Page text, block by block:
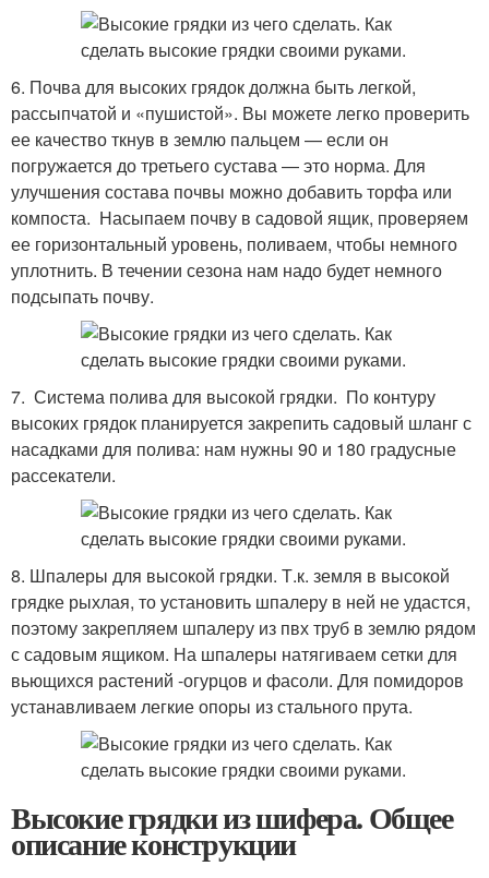
6. Почва для высоких грядок должна быть легкой,
рассыпчатой и «пушистой». Вы можете легко проверить
ее качество ткнув в землю пальцем — если он
погружается до третьего сустава — это норма. Для
улучшения состава почвы можно добавить торфа или
компоста. Насыпаем почву в садовой ящик, проверяем
ее горизонтальный уровень, поливаем, чтобы немного
уплотнить. В течении сезона нам надо будет немного
подсыпать почву.
7. Система полива для высокой грядки. По контуру
высоких грядок планируется закрепить садовый шланг с
насадками для полива: нам нужны 90 и 180 градусные
рассекатели.
8. Шпалеры для высокой грядки. Т.к. земля в высокой
грядке рыхлая, то установить шпалеру в ней не удастся,
поэтому закрепляем шпалеру из пвх труб в землю рядом
с садовым ящиком. На шпалеры натягиваем сетки для
вьющихся растений -огурцов и фасоли. Для помидоров
устанавливаем легкие опоры из стального прута.
Высокие грядки из шифера. Общее
описание конструкции